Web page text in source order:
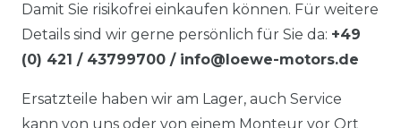
Damit Sie risikofrei einkaufen können. Für weitere
Details sind wir gerne persönlich für Sie da: +49
(0) 421 / 43799700 / info@loewe-motors.de
Ersatzteile haben wir am Lager, auch Service
kann von uns oder von einem Monteur vor Ort